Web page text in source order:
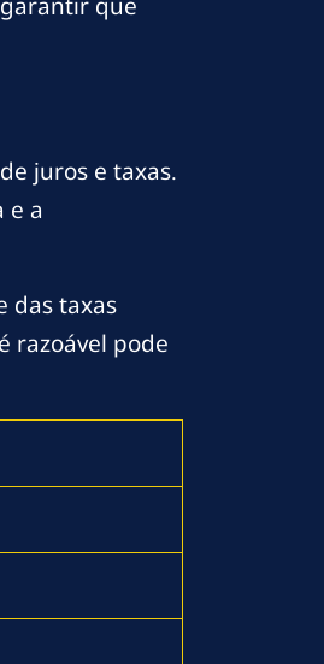
juros e taxas.
e a
das taxas
razoável pode